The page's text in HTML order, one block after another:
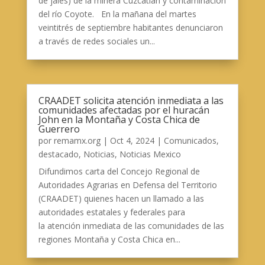
del río Coyote. En la mañana del martes
veintitrés de septiembre habitantes denunciaron
a través de redes sociales un...
CRAADET solicita atención inmediata a las
comunidades afectadas por el huracán
John en la Montaña y Costa Chica de
Guerrero
por remamx.org| Oct 4, 2024| Comunicados,
destacado, Noticias, Noticias Mexico
Difundimos carta del Concejo Regional de
Autoridades Agrarias en Defensa del Territorio
(CRAADET) quienes hacen un llamado a las
autoridades estatales y federales para
la atención inmediata de las comunidades de las
regiones Montaña y Costa Chica en...